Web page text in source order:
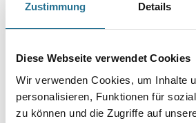
Zustimmung Details
Diese Webseite verwendet Cookies
Wir verwenden Cookies, um Inhalte
personalisieren, Funktionen für
zu können und die Zugriffe auf
Gebinde
Umrechnungsfaktoren